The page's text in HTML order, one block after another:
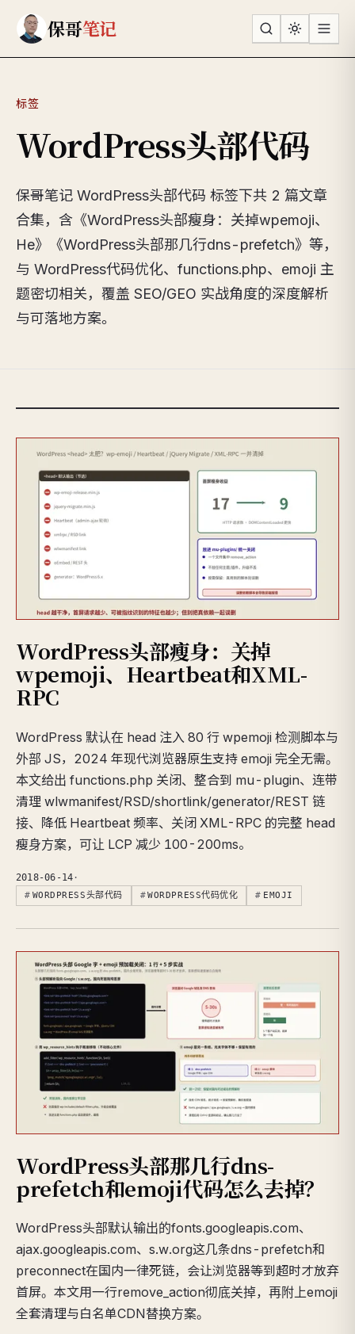
保哥笔记
标签
WordPress头部代码
保哥笔记 WordPress头部代码 标签下共 2 篇文章
合集，含《WordPress头部瘦身：关掉wpemoji、
He》《WordPress头部那几行dns-prefetch》等，
与 WordPress代码优化、functions.php、emoji 主
题密切相关，覆盖 SEO/GEO 实战角度的深度解析
与可落地方案。
WordPress头部瘦身：关掉
wpemoji、Heartbeat和XML-
RPC
WordPress 默认在 head 注入 80 行 wpemoji 检测脚本与
外部 JS，2024 年现代浏览器原生支持 emoji 完全无需。
本文给出 functions.php 关闭、整合到 mu-plugin、连带
清理 wlwmanifest/RSD/shortlink/generator/REST 链
接、降低 Heartbeat 频率、关闭 XML-RPC 的完整 head
瘦身方案，可让 LCP 减少 100-200ms。
2018-06-14 ·
WORDPRESS头部代码 WORDPRESS代码优化 EMOJI
WordPress头部那几行dns-
prefetch和emoji代码怎么去掉？
WordPress头部默认输出的fonts.googleapis.com、
ajax.googleapis.com、s.w.org这几条dns-prefetch和
preconnect在国内一律死链，会让浏览器等到超时才放弃
首屏。本文用一行remove_action彻底关掉，再附上emoji
全套清理与白名单CDN替换方案。